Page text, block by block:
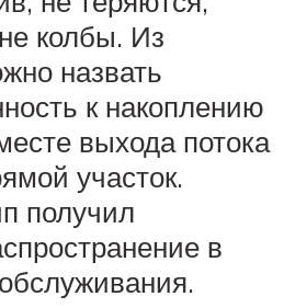
колбы. Из
назвать
к накоплению
выхода потока
участок.
получил
в